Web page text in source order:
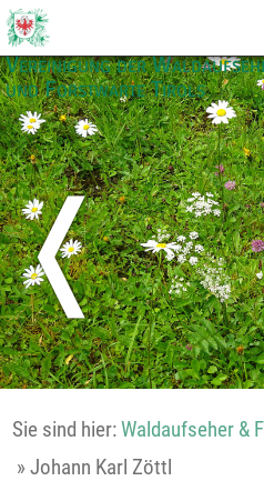
Vereinigung der
und Forstwarte Tirols
❬
Sie sind hier:Waldaufseher &
»Johann Karl Zöttl